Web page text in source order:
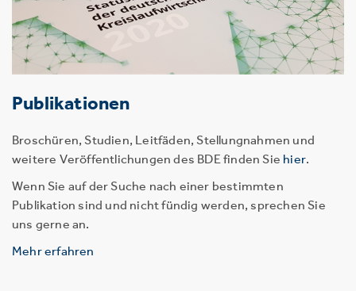
Publikationen
Broschüren, Studien, Leitfäden, Stellungnahmen und
weitere Veröffentlichungen des BDE finden Sie hier.
Wenn Sie auf der Suche nach einer bestimmten
Publikation sind und nicht fündig werden, sprechen Sie
uns gerne an.
Mehr erfahren